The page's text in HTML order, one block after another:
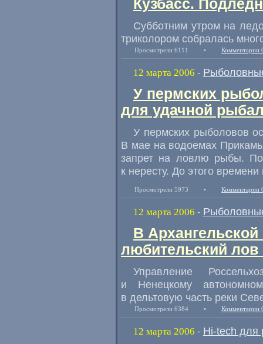
Кузбасс.
Субботним утром на
триколором собралась
Просмотрели 6111 • Комментарии
12 марта 2006 -
У пермских
для удачной
У пермских рыболовов
В мае на водоемах
запрет на ловлю рыбы.
к нересту. До этого
Просмотрели 5973 • Комментарии
12 марта 2006 -
В
любительский лов
Управление
и Ненецкому
в дельтовую часть реки
Просмотрели 6384 • Комментарии
12 марта 2006 - Hi-tech для